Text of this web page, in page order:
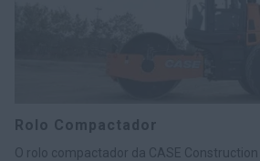
Rolo Compactador
O rolo compactador da CASE